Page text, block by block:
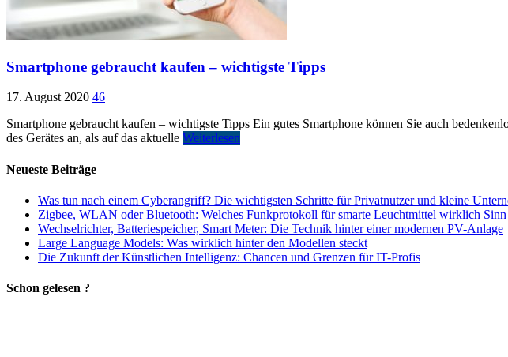
Smartphone gebraucht kaufen – wichtigste Tipps
17. August 2020 46
Smartphone gebraucht kaufen – wichtigste Tipps Ein gutes Smartphone können Sie auch
des Gerätes an, als auf das aktuelle Weiterlesen
Neueste Beiträge
Was tun nach einem Cyberangriff? Die wichtigsten Schritte für Privatnutzer und kleine
Zigbee, WLAN oder Bluetooth: Welches Funkprotokoll für smarte Leuchtmittel wirklich
Wechselrichter, Batteriespeicher, Smart Meter: Die Technik hinter einer modernen PV-Anlage
Large Language Models: Was wirklich hinter den Modellen steckt
Die Zukunft der Künstlichen Intelligenz: Chancen und Grenzen für IT-Profis
Schon gelesen ?